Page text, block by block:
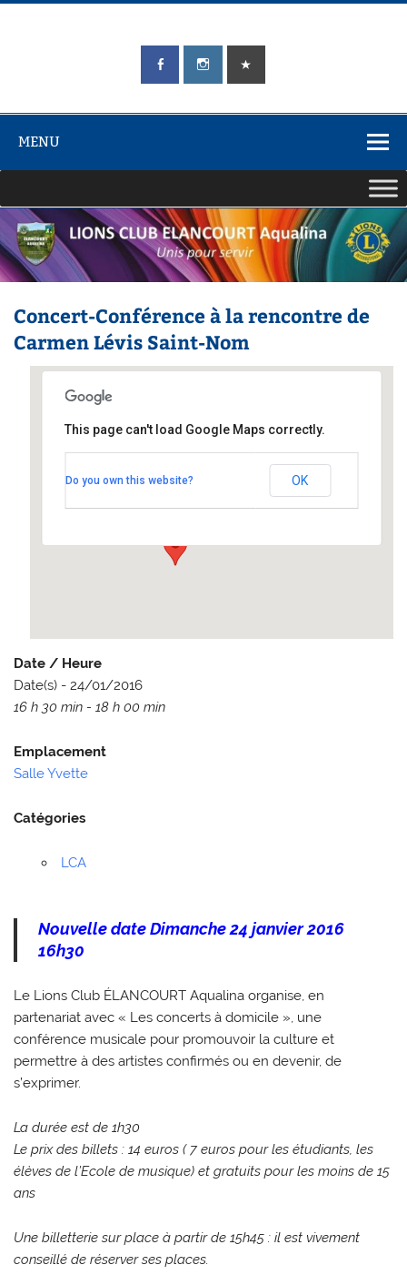
Skip
LIONS CLUB
ÉLANCOURT
MENU
Concert-Conférence à la rencontre de
Carmen Lévis Saint-Nom
Route de l'Yvette - Levis Saint Nom
This page can't load Google Maps correctly.
Do you own this website? OK
Date / Heure
Date(s) - 24/01/2016
16 h 30 min - 18 h 00 min
Emplacement
Salle Yvette
Catégories
LCA
Nouvelle date Dimanche 24 janvier 2016
16h30
Le Lions Club ÉLANCOURT Aqualina organise, en
partenariat avec « Les concerts à domicile », une
conférence musicale pour promouvoir la culture et
permettre à des artistes confirmés ou en devenir, de
s’exprimer.
La durée est de 1h30
Le prix des billets : 14 euros ( 7 euros pour les étudiants, les
élèves de l’Ecole de musique) et gratuits pour les moins de 15
ans
Une billetterie sur place à partir de 15h45 : il est vivement
conseillé de réserver ses places.